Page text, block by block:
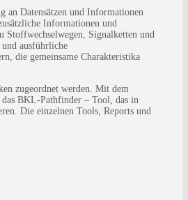
an Datensätzen und Informationen
Informationen und
Stoffwechselwegen, Signalketten und
ausführliche
die gemeinsame Charakteristika
zugeordnet werden. Mit dem
BKL-Pathfinder – Tool, das in
Die einzelnen Tools, Reports und